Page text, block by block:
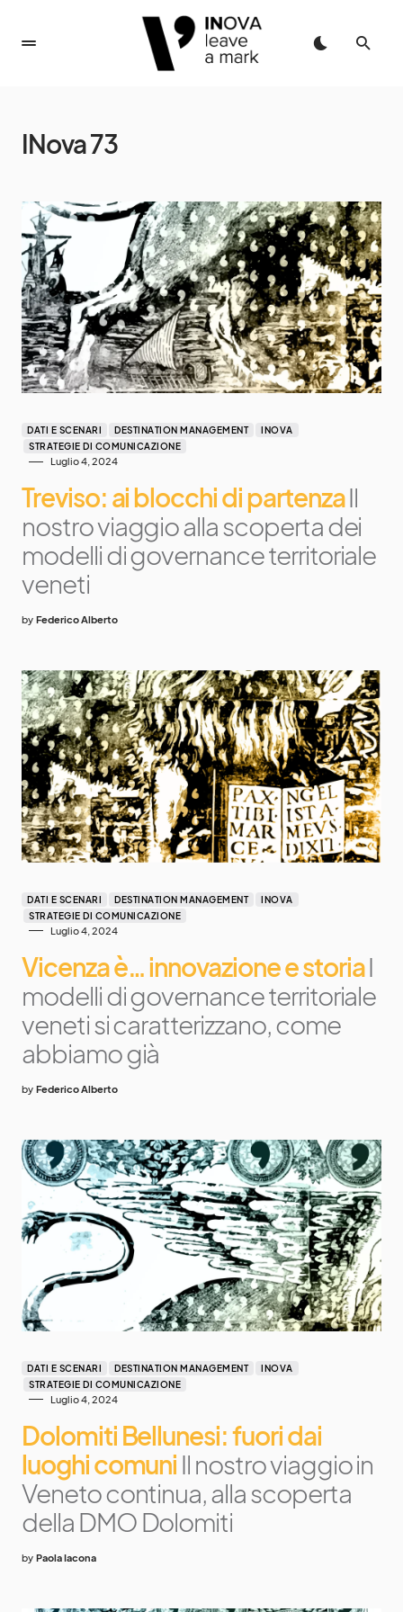
INova 73
DATI E SCENARI DESTINATION MANAGEMENT
INOVA
STRATEGIE DI COMUNICAZIONE
Luglio 4, 2024
Treviso: ai blocchi di partenzaIl
nostro viaggio alla scoperta dei
modelli di governance territoriale
veneti
by Federico Alberto
DATI E SCENARI DESTINATION MANAGEMENT
INOVA
STRATEGIE DI COMUNICAZIONE
Luglio 4, 2024
Vicenza è… innovazione e storiaI
modelli di governance territoriale
veneti si caratterizzano, come
abbiamo già
by Federico Alberto
DATI E SCENARI DESTINATION MANAGEMENT
INOVA
STRATEGIE DI COMUNICAZIONE
Luglio 4, 2024
Dolomiti Bellunesi: fuori dai
luoghi comuni Il nostro viaggio in
Veneto continua, alla scoperta
della DMO Dolomiti
by Paola Iacona